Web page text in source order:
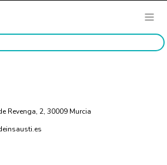
Revenga, 2, 30009 Murcia